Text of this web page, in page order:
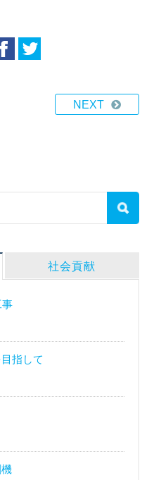
NEXT
社会貢献
事
指して